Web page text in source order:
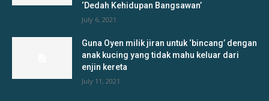
‘Dedah Kehidupan Bangsawan’
July 6, 2021
Guna Oyen milik jiran untuk ‘bincang’ dengan
anak kucing yang tidak mahu keluar dari
enjin kereta
July 11, 2021